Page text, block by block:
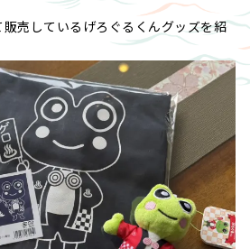
売しているげろぐるくんグッズを紹